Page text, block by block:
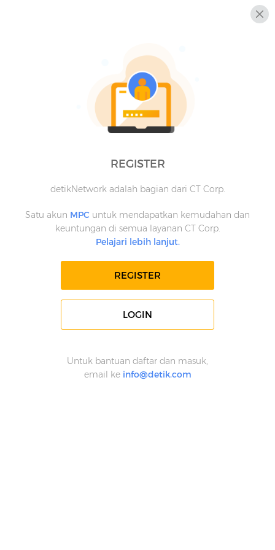
REGISTER
detikNetwork adalah bagian dari CT Corp.
Satu akun MPC untuk mendapatkan kemudahan dan
keuntungan di semua layanan CT Corp.
Pelajari lebih lanjut.
REGISTER
LOGIN
Untuk bantuan daftar dan masuk,
email ke info@detik.com